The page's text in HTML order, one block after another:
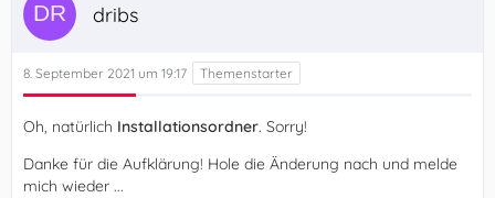
}
dribs
8. September 2021 um 19:17
Oh, natürlich Installationsordner. Sorry!
Danke für die Aufklärung! Hole die Änderung nach und melde
mich wieder ...